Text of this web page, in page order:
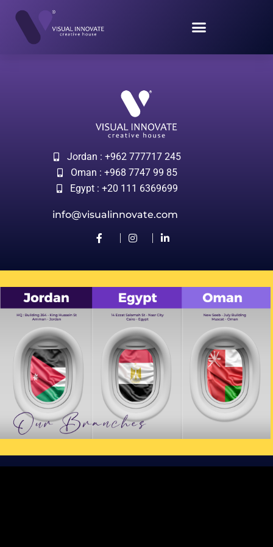
Jordan : +962 777717 245
Oman : +968 7747 99 85
Egypt : +20 111 6369699
info@visualinnovate.com